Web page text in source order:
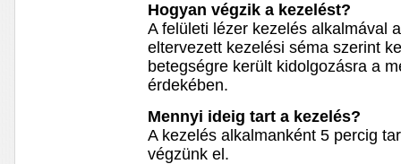
Hogyan végzik a kezelést?
A felületi lézer kezelés alkalmával
eltervezett kezelési séma szerint
betegségre került kidolgozásra a
érdekében.
Mennyi ideig tart a kezelés?
A kezelés alkalmanként 5 percig
végzünk el.